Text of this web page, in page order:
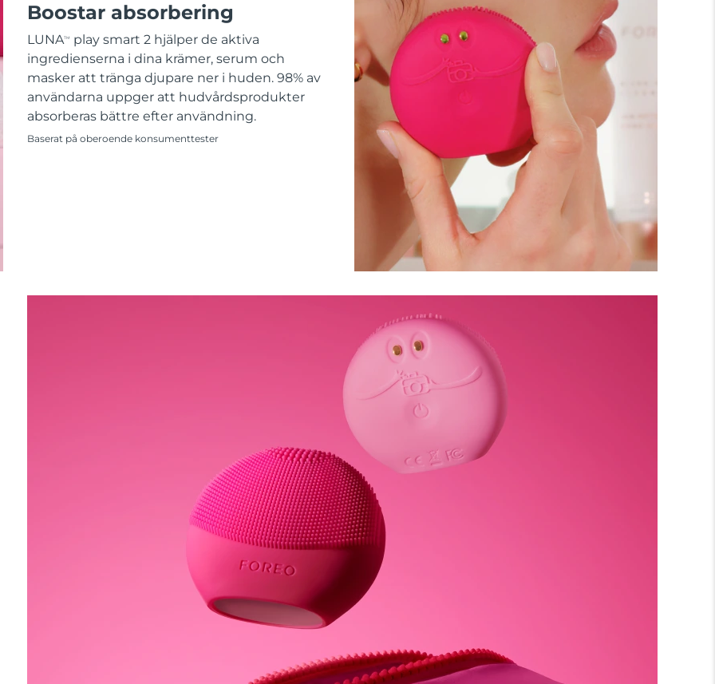
Boostar absorbering
LUNATM
play smart 2 hjälper de aktiva
ingredienserna i dina krämer, serum och
masker att tränga djupare ner i huden. 98% av
användarna uppger att hudvårdsprodukter
absorberas bättre efter användning.
Baserat på oberoende konsumenttester